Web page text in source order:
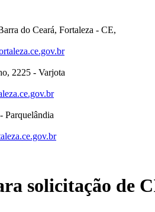
do Ceará, Fortaleza - CE,
2225 - Varjota
Parquelândia
solicitação de